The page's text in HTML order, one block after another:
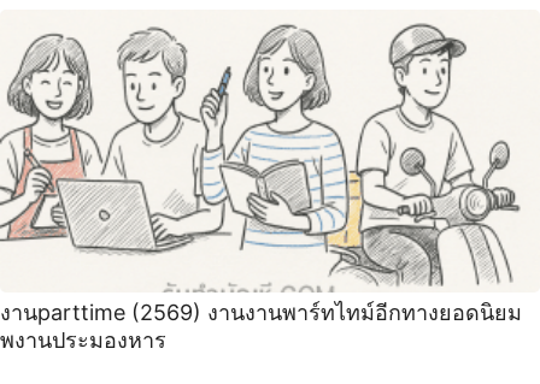
งานparttime (2569) งานงานพาร์ทไทม์อีกทางยอดนิยม
พงานประมองหาร